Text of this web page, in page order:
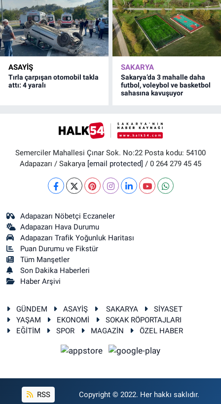
ASAYİŞ
Tırla çarpışan otomobil takla
attı: 4 yaralı
SAKARYA
Sakarya’da 3 mahalle daha
futbol, voleybol ve basketbol
sahasına kavuşuyor
Semerciler Mahallesi Çınar Sok. No:22 Posta kodu: 54100
Adapazarı / Sakarya [email protected] / 0 264 279 45 45
Adapazarı Nöbetçi Eczaneler
Adapazarı Hava Durumu
Adapazarı Trafik Yoğunluk Haritası
Puan Durumu ve Fikstür
Tüm Manşetler
Son Dakika Haberleri
Haber Arşivi
GÜNDEM ASAYİŞ SAKARYA
SİYASET
YAŞAM
EKONOMİ
SOKAK RÖPORTAJLARI
EĞİTİM
SPOR MAGAZİN ÖZEL HABER
RSS Copyright © 2022. Her hakkı saklıdır.